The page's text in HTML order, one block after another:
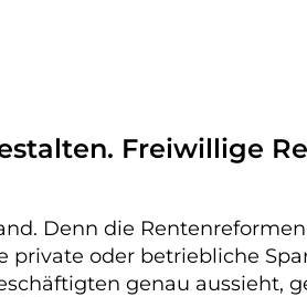
Freiwillige
Denn die
oder betriebliche
genau aussieht,